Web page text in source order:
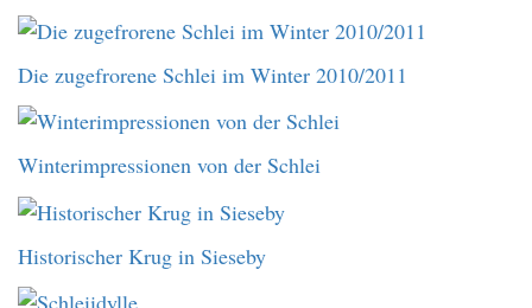
Die zugefrorene Schlei im Winter 2010/2011
Winterimpressionen von der Schlei
Historischer Krug in Sieseby